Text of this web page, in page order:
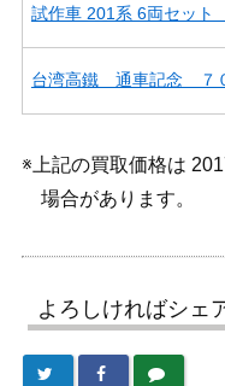
試作車 201系 6両セッ
台湾高鐵 通車記念 ７
※上記の買取価格は
場合があります。
よろしければシェ